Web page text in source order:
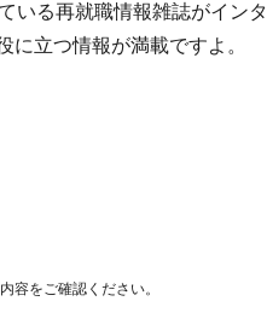
いる再就職情報雑誌がイン
に立つ情報が満載ですよ。
容をご確認ください。